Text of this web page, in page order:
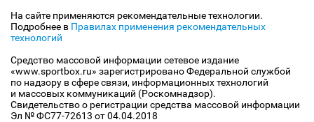
На сайте применяются рекомендательные технологии.
Подробнее в Правилах применения рекомендательных
технологий
Средство массовой информации сетевое издание
«www.sportbox.ru» зарегистрировано Федеральной службой
по надзору в сфере связи, информационных технологий
и массовых коммуникаций (Роскомнадзор).
Свидетельство о регистрации средства массовой информации
Эл № ФС77-72613 от 04.04.2018